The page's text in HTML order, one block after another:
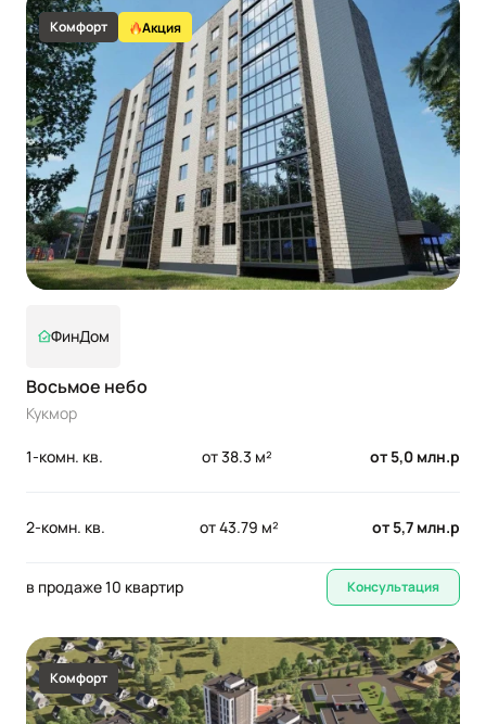
Комфорт Акция
ФинДом
Восьмое небо
Кукмор
1-комн. кв. от 38.3 м² от 5,0 млн.р
2-комн. кв. от 43.79 м² от 5,7 млн.р
в продаже 10 квартир Консультация
Комфорт